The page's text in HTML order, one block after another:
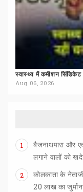
स्वास्थ्य में कमीशन सिंडिकेट
Aug 06, 2026
1
बैजनाथपारा और
लगाने वालों को
2
कोलकाता के
20 लाख का